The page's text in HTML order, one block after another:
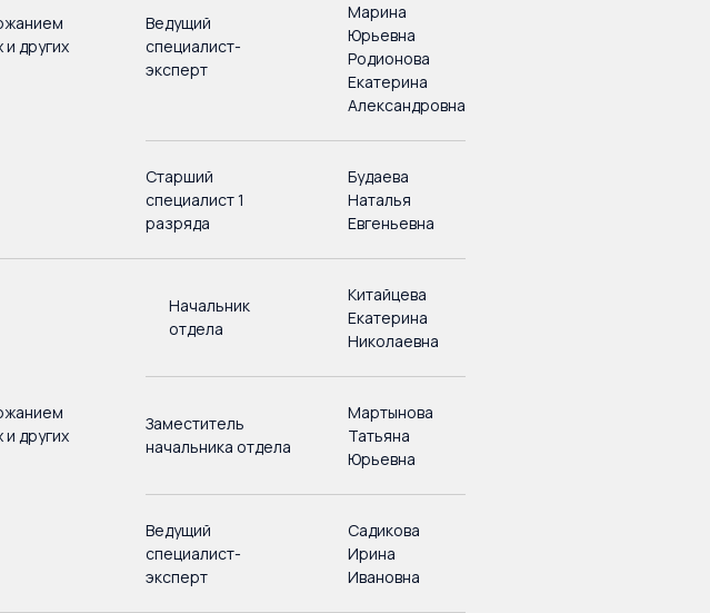
других
Ведущий
специалист-
эксперт
Марина
Юрьевна
Родионова
Екатерина
Александровна
Старший
специалист 1
разряда
Будаева
Наталья
Евгеньевна
других
Начальник
отдела
Китайцева
Екатерина
Николаевна
Заместитель
начальника отдела
Мартынова
Татьяна
Юрьевна
Ведущий
специалист-
эксперт
Садикова
Ирина
Ивановна